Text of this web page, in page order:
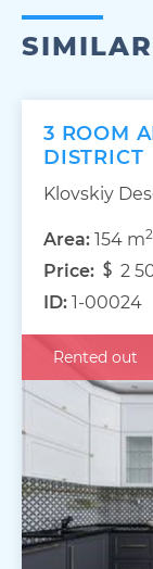
3 ROOM
DISTRICT
Klovskiy
Area: 154 m2
Price:
2
ID: 1-00024
Rented out